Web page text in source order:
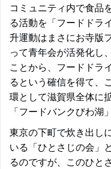
コミュニティ内で食品
る活動を「フードドラ
升運動はまさにお寺版
って青年会が活発化し
ことから、フードドラ
るという確信を得て、
環として滋賀県全体に
「フードバンクびわ湖
東京の下町で炊き出し
いる「ひとさじの会」
るのですが、このひと